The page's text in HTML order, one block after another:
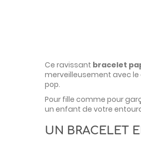
Ce ravissant bracelet
merveilleusement avec le
pop.
Pour fille comme pour
un enfant de votre
UN BRACELET